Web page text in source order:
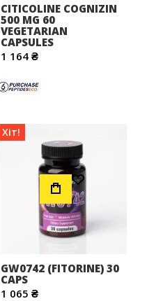
CITICOLINE COGNIZIN
500 MG 60
VEGETARIAN
CAPSULES
1 164 ₴
Додати до Списку Бажань
Хіт!
GW0742 (FITORINE) 30
CAPS
1 065 ₴